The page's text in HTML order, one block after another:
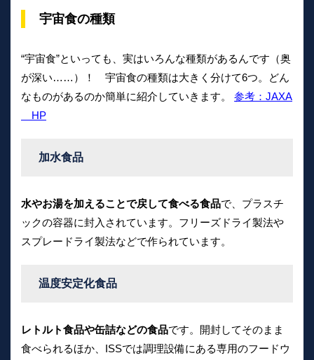
宇宙食の種類
“宇宙食”といっても、実はいろんな種類があるんです（奥
が深い……）！ 宇宙食の種類は大きく分けて6つ。どん
なものがあるのか簡単に紹介していきます。 参考：JAXA
HP
加水食品
水やお湯を加えることで戻して食べる食品で、プラスチ
ックの容器に封入されています。フリーズドライ製法や
スプレードライ製法などで作られています。
温度安定化食品
レトルト食品や缶詰などの食品です。開封してそのまま
食べられるほか、ISSでは調理設備にある専用のフードウ